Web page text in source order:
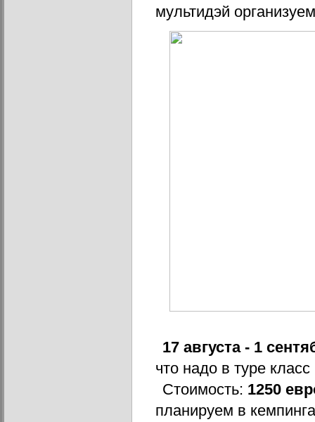
мультидэй
17 августа - 1
что надо в туре класс
Стоимость: 1250
планируем в